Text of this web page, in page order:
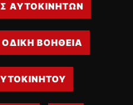
ΑΥΤΟΚΙΝΗΤΩΝ
ΟΔΙΚΗ ΒΟΗΘΕΙΑ